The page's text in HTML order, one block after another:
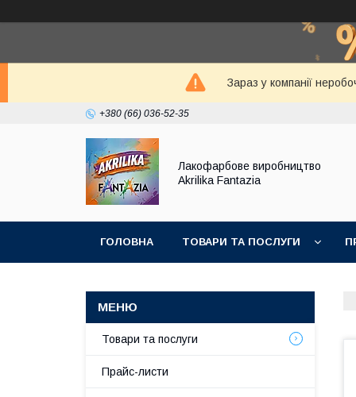
Зараз у компанії
+380 (66) 036-52-35
Лакофарбове виробництво
Akrilika Fantazia
ГОЛОВНА ТОВАРИ ТА ПОСЛУГИ
Товари та послуги
Прайс-листи